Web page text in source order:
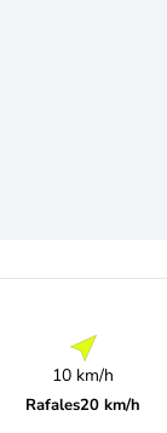
10 km/h
Rafales20 km/h